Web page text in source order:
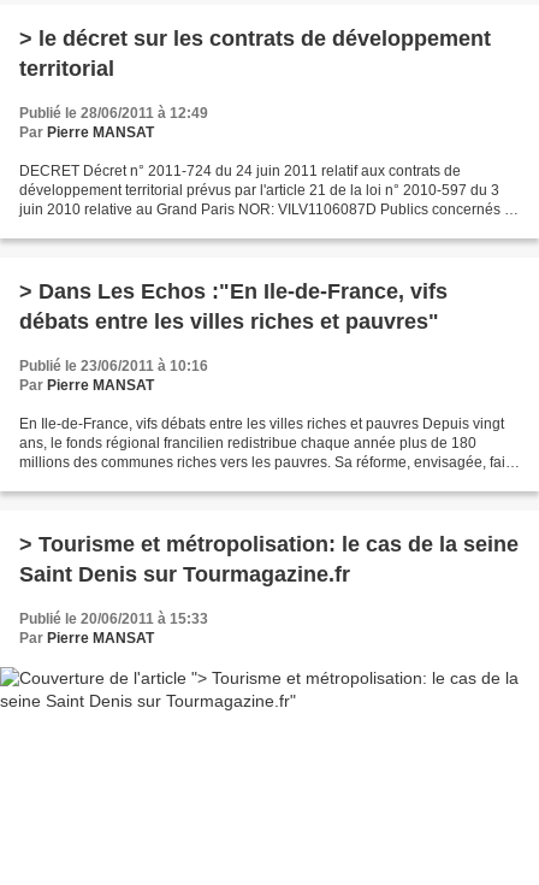
> le décret sur les contrats de développement
territorial
Publié le 28/06/2011 à 12:49
Par Pierre MANSAT
DECRET Décret n° 2011-724 du 24 juin 2011 relatif aux contrats de
développement territorial prévus par l'article 21 de la loi n° 2010-597 du 3
juin 2010 relative au Grand Paris NOR: VILV1106087D Publics concernés :
> Dans Les Echos :"En Ile-de-France, vifs
débats entre les villes riches et pauvres"
Publié le 23/06/2011 à 10:16
Par Pierre MANSAT
En Ile-de-France, vifs débats entre les villes riches et pauvres Depuis vingt
ans, le fonds régional francilien redistribue chaque année plus de 180
millions des communes riches vers les pauvres. Sa réforme, envisagée, fait
> Tourisme et métropolisation: le cas de la seine
Saint Denis sur Tourmagazine.fr
Publié le 20/06/2011 à 15:33
Par Pierre MANSAT